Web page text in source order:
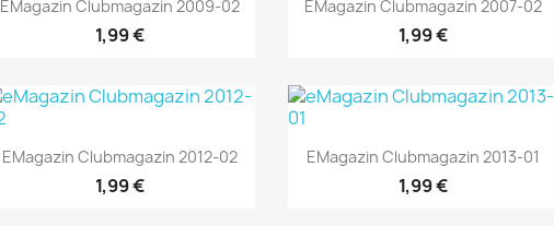
EMagazin Clubmagazin 2009-02
1,99 €
EMagazin Clubmagazin 2007-02
1,99 €
Vorschau
EMagazin Clubmagazin 2012-02
1,99 €
Vorschau
EMagazin Clubmagazin 2013-01
1,99 €